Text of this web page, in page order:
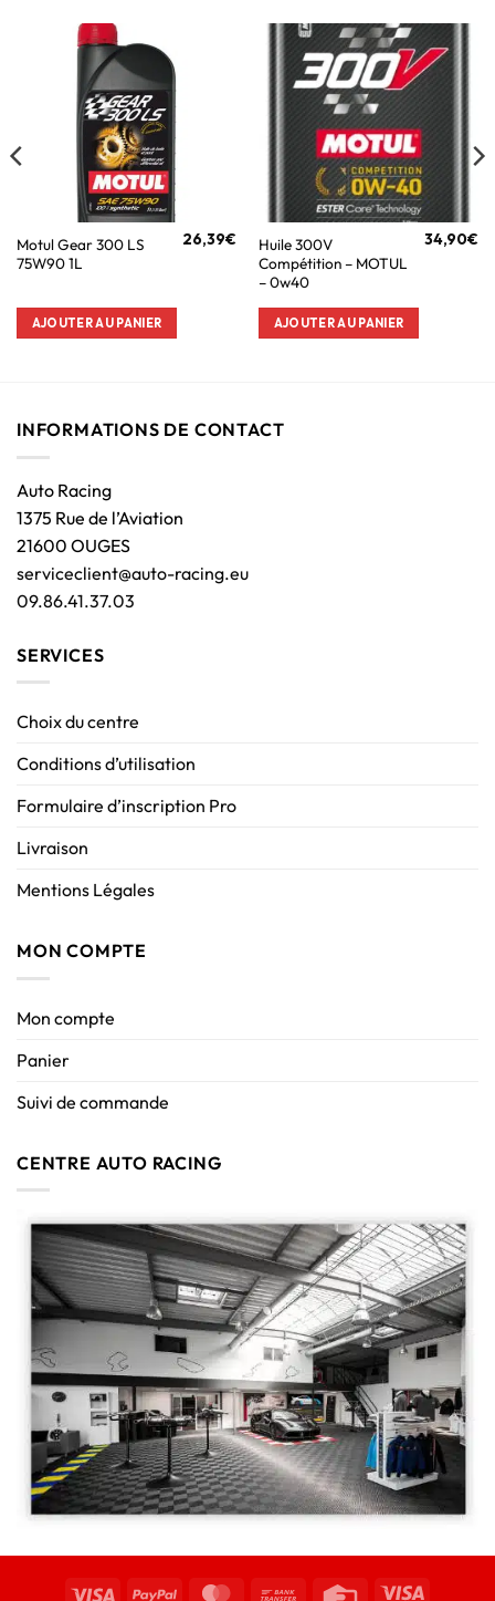
Motul Gear 300 LS
75W90 1L
26,39€
AJOUTER AU PANIER
Huile 300V
Compétition – MOTUL
– 0w40
34,90€
AJOUTER AU PANIER
INFORMATIONS DE CONTACT
Auto Racing
1375 Rue de l’Aviation
21600 OUGES
serviceclient@auto-racing.eu
09.86.41.37.03
SERVICES
Choix du centre
Conditions d’utilisation
Formulaire d’inscription Pro
Livraison
Mentions Légales
MON COMPTE
Mon compte
Panier
Suivi de commande
CENTRE AUTO RACING